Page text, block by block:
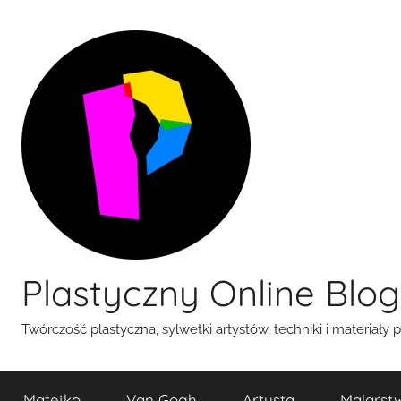
Plastyczny Online Blog
Twórczość plastyczna, sylwetki artystów, techniki i materiały